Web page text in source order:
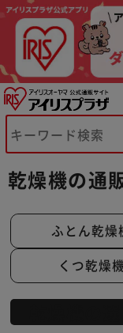
乾燥機の通
ふとん乾燥
くつ乾燥機